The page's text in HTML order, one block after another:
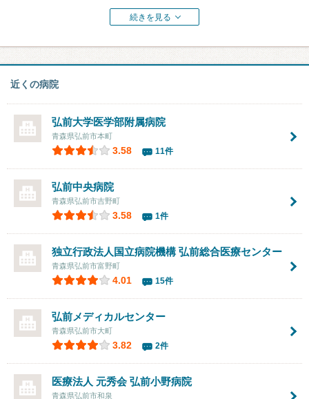
続きを見る
近くの病院
弘前大学医学部附属病院
青森県弘前市本町
3.58 11件
弘前中央病院
青森県弘前市吉野町
3.58 1件
独立行政法人国立病院機構弘前総合医療センター
青森県弘前市富野町
4.01 15件
弘前メディカルセンター
青森県弘前市大町
3.82 2件
医療法人 元秀会弘前小野病院
青森県弘前市和泉